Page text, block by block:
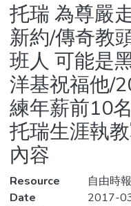
Statistics
托瑞 為尊嚴
新約/傳奇教
班人 可能是
洋基祝福他/
練年薪前10
托瑞生涯執
內容
Resource
自由時
Date
2017-